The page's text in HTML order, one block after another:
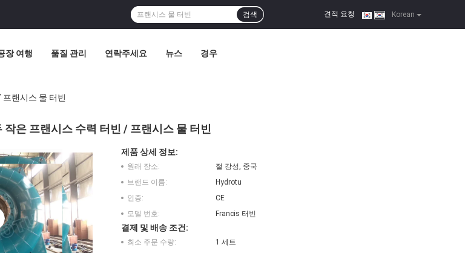
Korean
견적 요청 |
검색
장 여행 품질 관리 연락주세요 뉴스 경우
랜시스 물 터빈
작은 프랜시스 수력 터빈 / 프랜시스 물 터빈
제품 상세 정보:
원래 장소:
절 강성, 중국
브랜드 이름:
Hydrotu
인증:
CE
모델 번호:
Francis 터빈
결제 및 배송 조건:
최소 주문 수량:
1 세트